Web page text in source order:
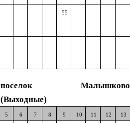
55
поселок Малышково
(Выходные)
5 6 7 8 9 10 11 12 13